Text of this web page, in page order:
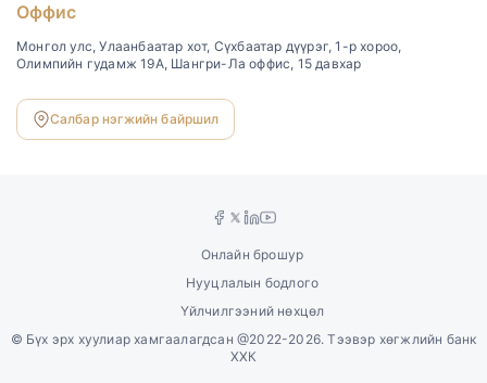
Оффис
Монгол улс, Улаанбаатар хот, Сүхбаатар дүүрэг, 1-р хороо,
Олимпийн гудамж 19А, Шангри-Ла оффис, 15 давхар
Салбар нэгжийн байршил
© Бүх эрх хуулиар хамгаалагдсан @2022-2026. Тээвэр хөгжлийн банк
ХХК
Үйлчилгээний нөхцөл
Нууцлалын бодлого
Онлайн брошур